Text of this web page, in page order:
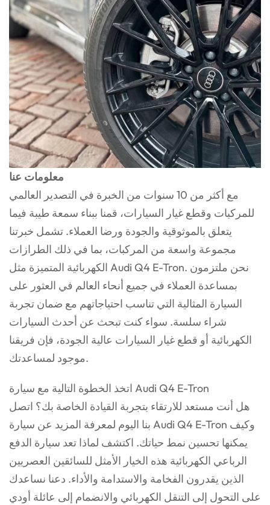
معلومات عنا
مع أكثر من 10 سنوات من الخبرة في التصدير العالمي
للمركبات وقطع غيار السيارات، قمنا ببناء سمعة طيبة فيما
يتعلق بالموثوقية والجودة ورضا العملاء. تشمل خبرتنا
مجموعة واسعة من المركبات، بما في ذلك الطرازات
الكهربائية المتميزة مثل Audi Q4 E-Tron. نحن ملتزمون
بمساعدة العملاء في جميع أنحاء العالم في العثور على
السيارة المثالية التي تناسب احتياجاتهم مع ضمان تجربة
شراء سلسة. سواء كنت تبحث عن أحدث السيارات
الكهربائية أو قطع غيار السيارات عالية الجودة، فإن فريقنا
موجود لمساعدتك.
اتخذ الخطوة التالية مع سيارة Audi Q4 E-Tron
هل أنت مستعد للارتقاء بتجربة القيادة الخاصة بك؟ اتصل
بنا اليوم لمعرفة المزيد عن سيارة Audi Q4 E-Tron وكيف
يمكنها تحسين نمط حياتك. اكتشف لماذا تعد سيارة الدفع
الرباعي الكهربائية هذه الخيار الأمثل للسائقين العصريين
الذين يقدرون الفخامة والاستدامة والأداء. دعنا نساعدك
على التحول إلى التنقل الكهربائي والانضمام إلى عائلة أودي